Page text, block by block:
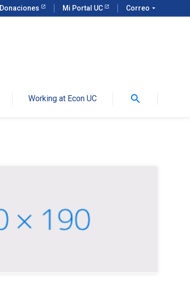
Donaciones Mi Portal UC Correo arrow_drop_down
Working at Econ UC search